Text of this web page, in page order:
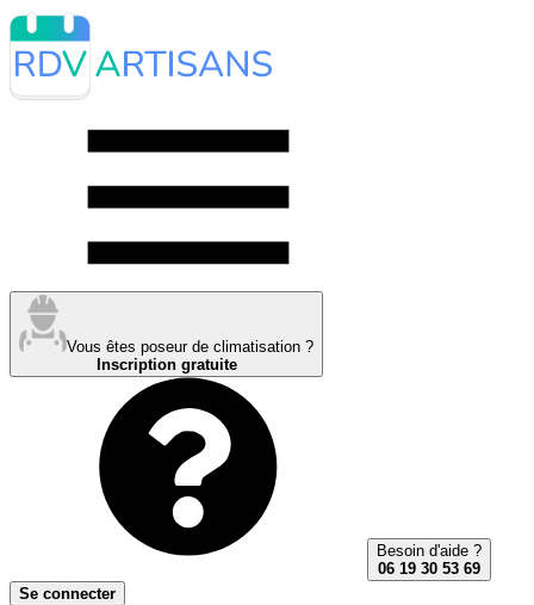
Vous êtes poseur de climatisation ?
Inscription gratuite
Besoin d'aide ?
06 19 30 53 69
Se connecter